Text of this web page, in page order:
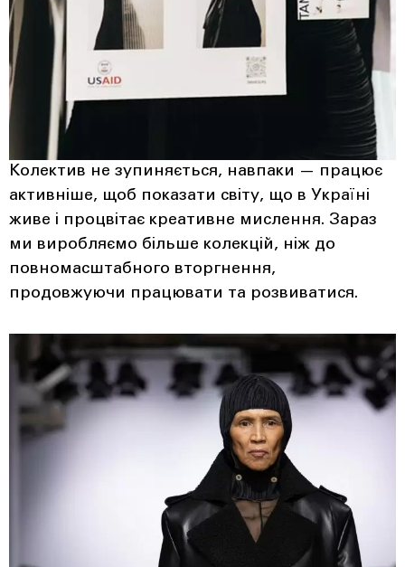
Колектив не зупиняється, навпаки — працює
активніше, щоб показати світу, що в Україні
живе і процвітає креативне мислення. Зараз
ми виробляємо більше колекцій, ніж до
повномасштабного вторгнення,
продовжуючи працювати та розвиватися.